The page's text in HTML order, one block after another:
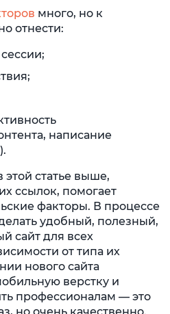
много, но к
отнести:
написание
статье выше,
ссылок, помогает
факторы. В процессе
удобный, полезный,
сайт для всех
от типа их
нового сайта
верстку и
профессионалам — это